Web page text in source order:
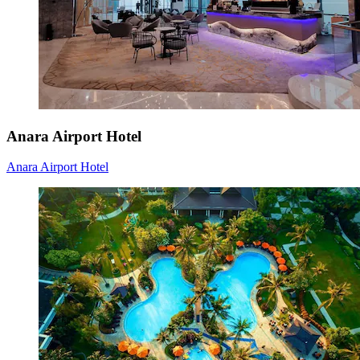
Anara Airport Hotel
Anara Airport Hotel